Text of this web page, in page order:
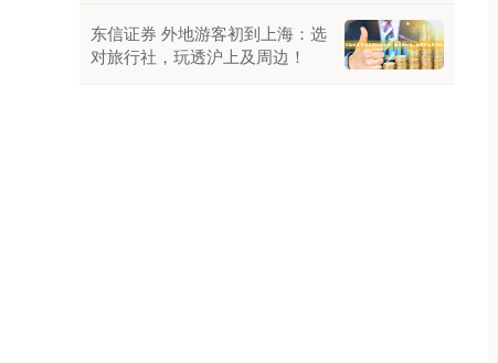
东信证券 外地游客初到上海：选
对旅行社，玩透沪上及周边！